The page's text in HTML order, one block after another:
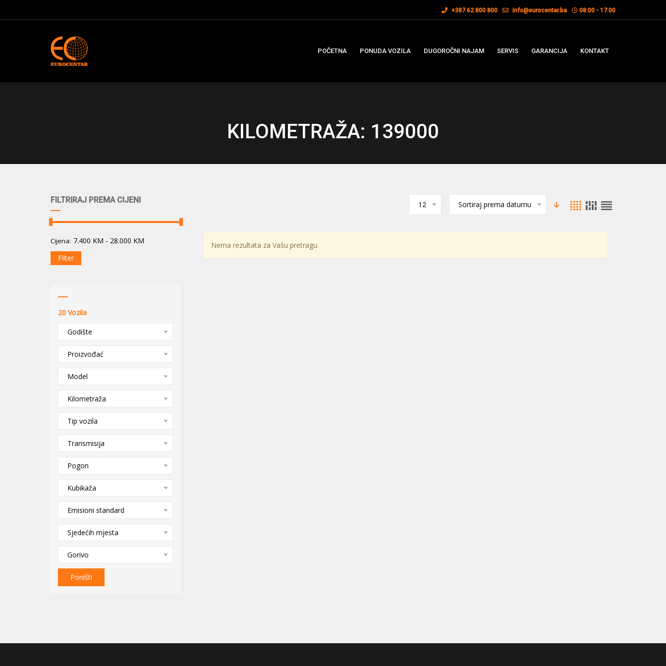
+387 62 800 800 info@eurocentar.ba 08:00 - 17:00
POČETNA PONUDA VOZILA DUGOROČNI NAJAM SERVIS GARANCIJA KONTAKT
KILOMETRAŽA: 139000
FILTRIRAJ PREMA CIJENI
Cijena: 7.400 KM - 28.000 KM
Filter
20 Vozila
Godište
Proizvođać
Model
Kilometraža
Tip vozila
Transmisija
Pogon
Kubikaža
Emisioni standard
Sjedećih mjesta
Gorivo
Poništi
12 Sortiraj prema datumu
Nema rezultata za Vašu pretragu.